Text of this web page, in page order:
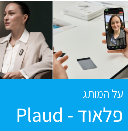
על המותג
פלאוד - Plaud